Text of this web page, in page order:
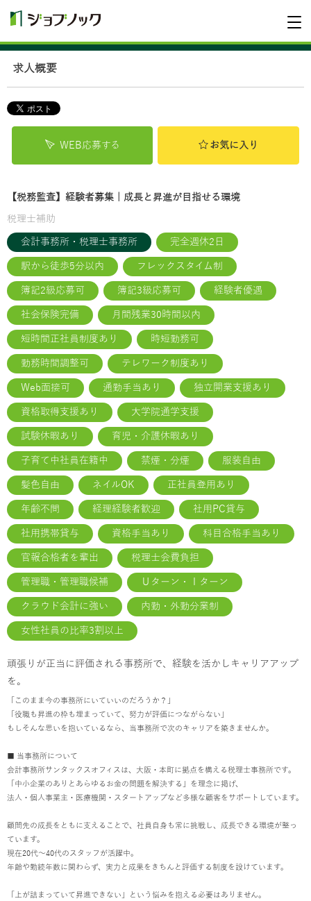
求人概要
WEB応募する お気に入り
【税務監査】経験者募集｜成長と昇進が目指せる環境
税理士補助
会計事務所・税理士事務所 完全週休2日
駅から徒歩5分以内 フレックスタイム制
簿記2級応募可 簿記3級応募可 経験者優遇
社会保険完備 月間残業30時間以内
短時間正社員制度あり 時短勤務可
勤務時間調整可 テレワーク制度あり
Web面接可 通勤手当あり 独立開業支援あり
資格取得支援あり 大学院通学支援
試験休暇あり 育児・介護休暇あり
子育て中社員在籍中 禁煙・分煙 服装自由
髪色自由 ネイルOK 正社員登用あり
年齢不問 経理経験者歓迎 社用PC貸与
社用携帯貸与 資格手当あり 科目合格手当あり
官報合格者を輩出 税理士会費負担
管理職・管理職候補 Ｕターン・Ｉターン
クラウド会計に強い 内勤・外勤分業制
女性社員の比率3割以上
頑張りが正当に評価される事務所で、経験を活かしキャリアアップ
を。
「このまま今の事務所にいていいのだろうか？」
「役職も昇進の枠も埋まっていて、努力が評価につながらない」
もしそんな思いを抱いているなら、当事務所で次のキャリアを築きませんか。
■ 当事務所について
会計事務所サンタックスオフィスは、大阪・本町に拠点を構える税理士事務所です。
「中小企業のありとあらゆるお金の問題を解決する」を理念に掲げ、
法人・個人事業主・医療機関・スタートアップなど多様な顧客をサポートしています。
顧問先の成長をともに支えることで、社員自身も常に挑戦し、成長できる環境が整っ
ています。
現在20代〜40代のスタッフが活躍中。
年齢や勤続年数に関わらず、実力と成果をきちんと評価する制度を設けています。
「上が詰まっていて昇進できない」という悩みを抱える必要はありません。